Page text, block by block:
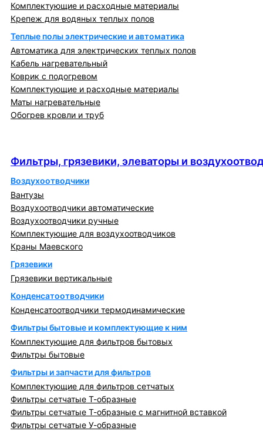
Комплектующие и расходные материалы
Крепеж для водяных теплых полов
Теплые полы электрические и автоматика
Автоматика для электрических теплых полов
Кабель нагревательный
Коврик с подогревом
Комплектующие и расходные материалы
Маты нагревательные
Обогрев кровли и труб
Фильтры, грязевики, элеваторы и
Воздухоотводчики
Вантузы
Воздухоотводчики автоматические
Воздухоотводчики ручные
Комплектующие для воздухоотводчиков
Краны Маевского
Грязевики
Грязевики вертикальные
Конденсатоотводчики
Конденсатоотводчики термодинамические
Фильтры бытовые и комплектующие к ним
Комплектующие для фильтров бытовых
Фильтры бытовые
Фильтры и запчасти для фильтров
Комплектующие для фильтров сетчатых
Фильтры сетчатые Т-образные
Фильтры сетчатые Т-образные с магнитной вставкой
Фильтры сетчатые У-образные